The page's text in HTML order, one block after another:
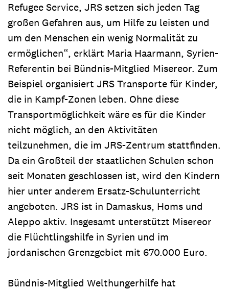
Refugee Service, JRS setzen sich jeden Tag
großen Gefahren aus, um Hilfe zu leisten und
um den Menschen ein wenig Normalität zu
ermöglichen“, erklärt Maria Haarmann, Syrien-
Referentin bei Bündnis-Mitglied Misereor. Zum
Beispiel organisiert JRS Transporte für Kinder,
die in Kampf-Zonen leben. Ohne diese
Transportmöglichkeit wäre es für die Kinder
nicht möglich, an den Aktivitäten
teilzunehmen, die im JRS-Zentrum stattfinden.
Da ein Großteil der staatlichen Schulen schon
seit Monaten geschlossen ist, wird den Kindern
hier unter anderem Ersatz-Schulunterricht
angeboten. JRS ist in Damaskus, Homs und
Aleppo aktiv. Insgesamt unterstützt Misereor
die Flüchtlingshilfe in Syrien und im
jordanischen Grenzgebiet mit 670.000 Euro.
Bündnis-Mitglied Welthungerhilfe hat